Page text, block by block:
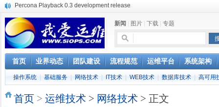
使用jmx client监控activemq
Hive查询OOM分析
浅解Facebook的服务器架构
一淘网后面的技术与架构
实现多个无线AP桥接，扩大家庭WIFI覆盖
Linux下系统或服务排障的最佳实践
云计算平台管理的三大利器Nagios、Ganglia和Splunk
服务器遭黑客入侵导致网络流量异常的排查分析
Percona Playback 0.3 development release
新闻 图片 下载 专题
首页 业界动态 团队建设 流程规范 运维平台 系统架构
操作系统 基础服务 网络技术 IT技术 WEB技术 数据库技术 高可用
首页 > 运维技术 > 网络技术 > 正文